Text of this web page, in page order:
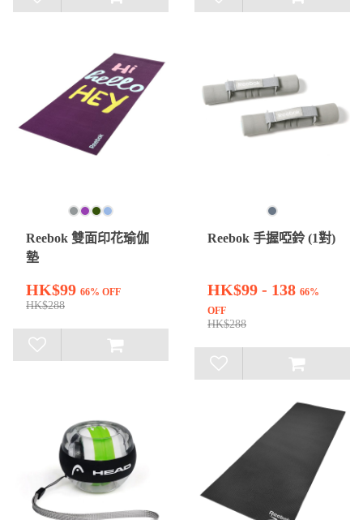
Reebok 雙面印花瑜伽
墊
HK$99 66% OFF
HK$288
Reebok 手握啞鈴 (1對)
HK$99 - 138 66%
OFF
HK$288